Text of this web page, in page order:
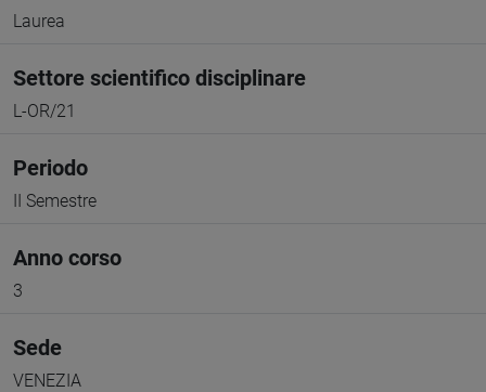
Laurea
Settore scientifico disciplinare
L-OR/21
Periodo
II Semestre
Anno corso
3
Sede
VENEZIA